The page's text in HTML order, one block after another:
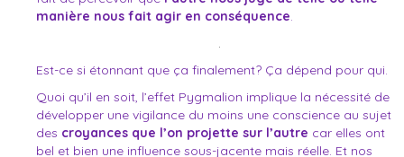
manière nous fait agir en conséquence.
.
Est-ce si étonnant que ça finalement? Ça dépend pour qui.
Quoi qu’il en soit, l’effet Pygmalion implique la nécessité de
développer une vigilance du moins une conscience au sujet
des croyances que l’on projette sur l’autre car elles ont
bel et bien une influence sous-jacente mais réelle. Et nos